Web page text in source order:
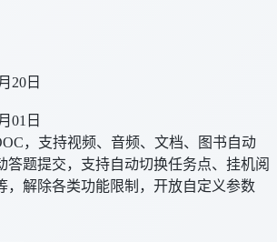
20日
01日
，支持视频、音频、文档、图书自动
答题提交，支持自动切换任务点、挂机阅
，解除各类功能限制，开放自定义参数